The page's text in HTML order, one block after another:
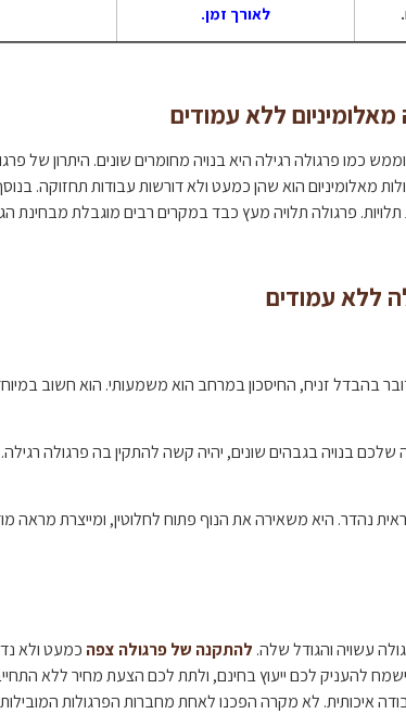
לאורך זמן.
ללא עמודים
כמו פרגולה רגילה היא בנויה מחומרים שונים. היתרון של
מאלומיניום הוא שהן כמעט ולא דורשות עבודות תחזוקה.
תלויות. פרגולה תלויה מעץ כבד במקרים רבים מוגבלת מבחינת
ללא עמודים
בהבדל זניח, החיסכון במרחב הוא משמעותי. הוא חשוב
שלכם בנויה בגבהים שונים, יהיה קשה להתקין בה פרגולה
נהדר. היא משאירה את הנוף פתוח לחלוטין, ומייצרת מראה
עשויה והגודל שלה. להתקנה של פרגולה צפה כמעט ולא
להעניק לכם ייעוץ בחינם, ולתת לכם הצעת מחיר ללא
איכותית. לא מקרה הפכנו לאחת מחברות הפרגולות